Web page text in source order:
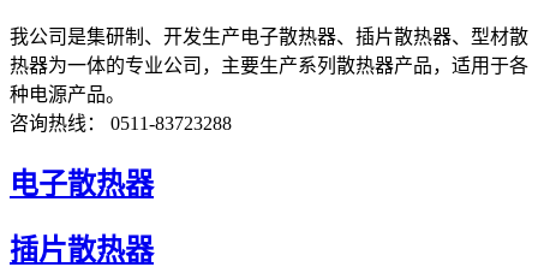
我公司是集研制、开发生产电子散热器、插片散热器、型材散
热器为一体的专业公司，主要生产系列散热器产品，适用于各
种电源产品。
咨询热线： 0511-83723288
电子散热器
插片散热器